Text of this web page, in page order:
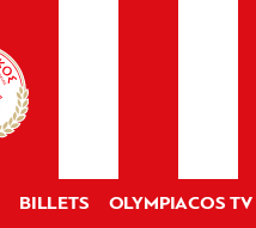
BILLETS OLYMPIACOS TV